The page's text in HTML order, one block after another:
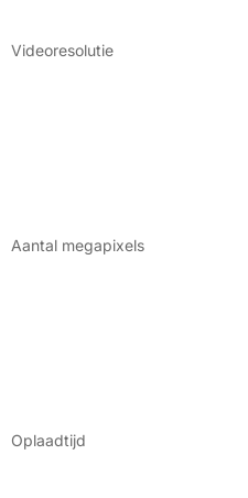
Videoresolutie
Aantal megapixels
Oplaadtijd